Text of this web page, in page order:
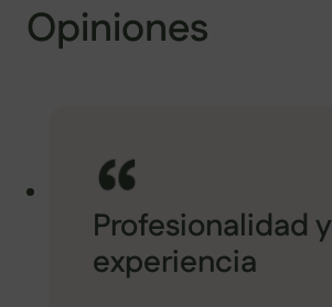
Opiniones
Profesionalidad y
experiencia